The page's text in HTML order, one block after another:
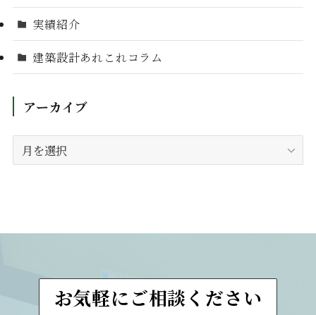
実績紹介
建築設計あれこれコラム
アーカイブ
ー
お気軽にご相談ください